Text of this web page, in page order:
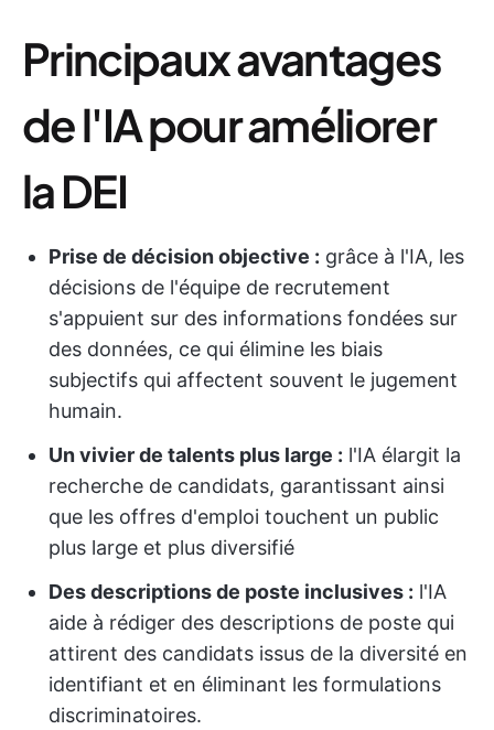
Principaux avantages
de l'IA pour améliorer
la DEI
Prise de décision objective : grâce à l'IA, les
décisions de l'équipe de recrutement
s'appuient sur des informations fondées sur
des données, ce qui élimine les biais
subjectifs qui affectent souvent le jugement
humain.
Un vivier de talents plus large : l'IA élargit la
recherche de candidats, garantissant ainsi
que les offres d'emploi touchent un public
plus large et plus diversifié
Des descriptions de poste inclusives : l'IA
aide à rédiger des descriptions de poste qui
attirent des candidats issus de la diversité en
identifiant et en éliminant les formulations
discriminatoires.